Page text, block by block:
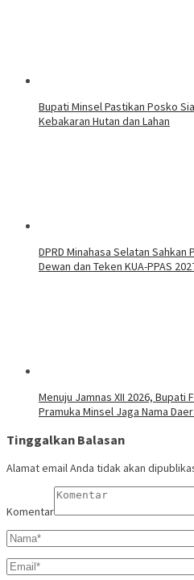
Bupati Minsel Pastikan Posko
Kebakaran Hutan dan Lahan
DPRD Minahasa Selatan
Dewan dan Teken KUA-PPAS
Menuju Jamnas XII 2026, Bupati
Pramuka Minsel Jaga Nama
Tinggalkan Balasan
Alamat email Anda tidak akan
Komentar